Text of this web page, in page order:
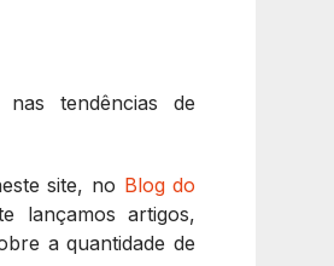
tendências de
site, no Blog do
lançamos artigos,
a quantidade de